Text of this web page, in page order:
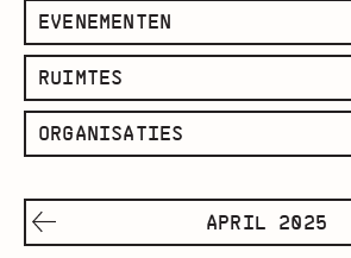
filter
op
categorie
EVENEMENTEN
filter
op
ruimte
RUIMTES
filter
op
ORGANISATIES
APRIL 2025